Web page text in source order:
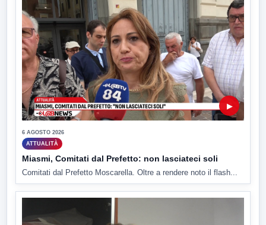
▶
6 AGOSTO 2026
ATTUALITÀ
Miasmi, Comitati dal Prefetto: non lasciateci soli
Comitati dal Prefetto Moscarella. Oltre a rendere noto il flash...